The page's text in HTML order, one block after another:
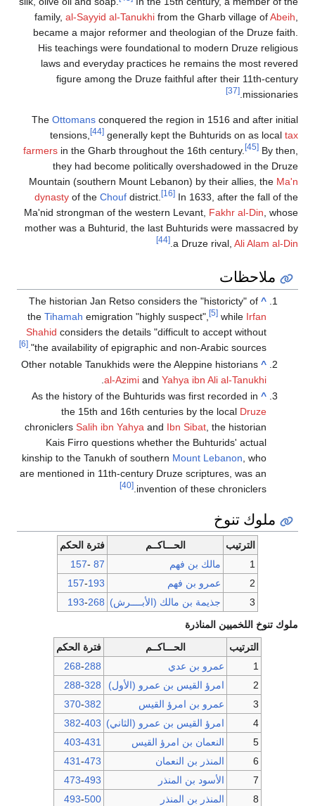
family, al-Sayyid al-Tanukhi from the Gharb village ofAbeih
became a major reformer and theologian of the Druze faith.
His teachings were foundational to modern Druze religious
laws and everyday practices he remains the most revered
figure among the Druze faithful after their 11th-century
missionaries.
[37]
The Ottomans conquered the region in 1516 and after initial
tensions,
[44] generally kept the Buhturids on as local tax
farmers in the Gharb throughout the 16th century. [45] By then,
they had become politically overshadowed in the Druze
Mountain (southern Mount Lebanon) by their allies, the Ma'n
dynasty of the Chouf district. [16] In 1633, after the fall of the
Ma'nid strongman of the western Levant, Fakhr al-Din , whose
mother was a Buhturid, the last Buhturids were massacred by
a Druze rival, Ali Alam al-Din
[44]
ملاحظات
^
The historian Jan Retso considers the "historicty" of
theTihamah emigration "highly suspect", [5] while Irfan
Shahid considers the details "difficult to accept without
the availability of epigraphic and non-Arabic sources".
[6]
^
Other notable Tanukhids were the Aleppine historians
al-Azimi andYahya ibn Ali al-Tanukhi
.
^
As the history of the Buhturids was first recorded in
the 15th and 16th centuries by the local Druze
chroniclersSalih ibn Yahya and Ibn Sibat , the historian
Kais Firro questions whether the Buhturids' actual
kinship to the Tanukh of southern Mount Lebanon , who
are mentioned in 11th-century Druze scriptures, was an
invention of these chroniclers.
[40]
ملوك تنوخ
الترتيب الحـــاكــم
فترة الحكم
1
مالك بن فهم 87
-
157
2
عمرو بن فهم 157-193
3
جذيمة بن مالك (الأبــــرش) 193-268
ملوك تنوخ اللخميين المناذرة
الترتيب
الحـــاكــم
فترة الحكم
1
عمرو بن عدي 268-288
2
امرؤ القيس بن عمرو (الأول) 288-328
3
عمرو بن امرؤ القيس 370-382
4
امرؤ القيس بن عمرو (الثاني) 382-403
5
النعمان بن امرؤ القيس 403-431
6
المنذر بن النعمان 431-473
7
الأسود بن المنذر 473-493
8
المنذر بن المنذر 493-500